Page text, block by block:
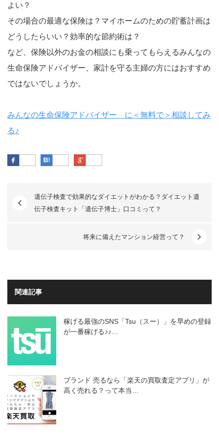
よい？
その場合の最適な保険は？マイホームのための貯蓄計画は
どうしたらいい？効率的な節約術は？
など、保険以外のお金の相談にも乗ってもらえるみんなの
生命保険アドバイザー、家計を守る主婦の方にはおすすめ
ではないでしょうか。
みんなの生命保険アドバイザー に＜無料で＞相談してみ
る♪
Facebook はてなブックマーク
遺伝子検査で効果的なダイエットがわかる？ダイエット遺
伝子検査キット「遺伝子博士」口コミって？
将来に備えたマンション経営って？
関連記事
稼げる最強のSNS「Tsu（スー）」を早めの登録
が一番稼げる♪♪…
ブランド 売るなら「楽天の買取査定アプリ」が
高く売れる？って本当…